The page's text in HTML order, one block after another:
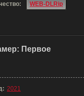
WEB-DLRip
Первое
2021